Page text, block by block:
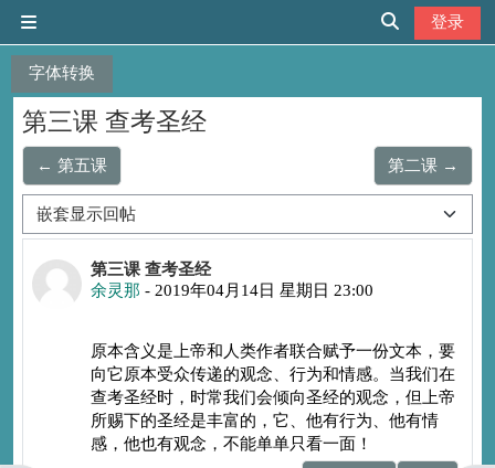
字体转换
切换搜索输入
登录
第三课 查考圣经
← 第五课 第二课 →
显示模式
第三课 查考圣经
余灵那 - 2019年04月14日 星期日 23:00
回帖数：1
原本含义是上帝和人类作者联合赋予一份文本，要
向它原本受众传递的观念、行为和情感。当我们在
查考圣经时，时常我们会倾向圣经的观念，但上帝
所赐下的圣经是丰富的，它、他有行为、他有情
感，他也有观念，不能单单只看一面！